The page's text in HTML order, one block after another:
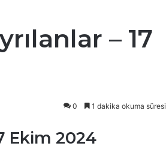
– 17
0 1 dakika okuma süresi
Ekim 2024